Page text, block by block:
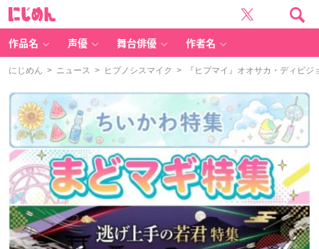
作品名 声優 舞台俳優 作者名
にじめん > ニュース > ヒプノシスマイク > 『ヒプマイ』オオサカ・ディビジ